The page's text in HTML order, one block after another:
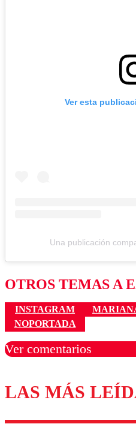
Ver esta
Una publicación
OTROS TEMAS A
INSTAGRAM
NOPORTADA
Ver comentarios
Los comentarios son
diálogo
Nombre
LAS MÁS